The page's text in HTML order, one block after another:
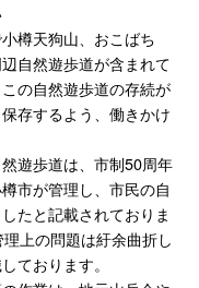
樽天狗山、おこばち
自然遊歩道が含まれて
の自然遊歩道の存続が
存するよう、働きかけ
遊歩道は、市制50周年
市が管理し、市民の自
たと記載されておりま
上の問題は紆余曲折し
ております。